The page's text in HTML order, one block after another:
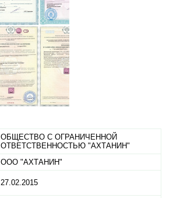
ОБЩЕСТВО С ОГРАНИЧЕННОЙ
ОТВЕТСТВЕННОСТЬЮ "АХТАНИН"
ООО "АХТАНИН"
27.02.2015